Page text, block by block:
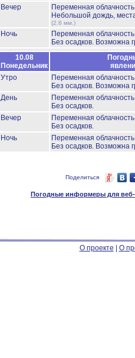
Вечер
Переменная
Небольшой дождь,
(2.6 мм.)
Ночь
Переменная
Без осадков. Возможна
10.08
Понедельник
Утро
Переменная
Без осадков. Возможна
День
Переменная
Без осадков.
Вечер
Переменная
Без осадков.
Ночь
Переменная
Без осадков. Возможна
Поделиться
Погодные информеры для веб-
О проекте О